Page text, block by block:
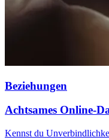
Beziehungen
Achtsames Online-
Kennst du